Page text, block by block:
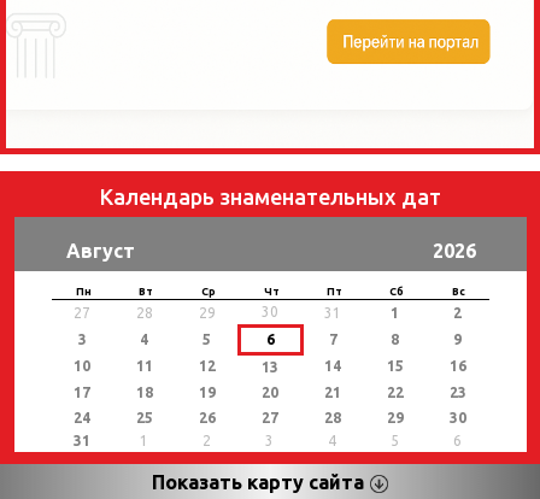
Календарь знаменательных дат
Август 2026
Пн Вт Ср Чт Пт Сб Вс
27 28 29 30 31 1
2
3
4 5 6 7 8
9
10
11 12 13 14 15
16
17
18 19 20 21 22
23
24
25 26 27 28 29
30
31
1 2 3 4 5 6
Показать карту сайта